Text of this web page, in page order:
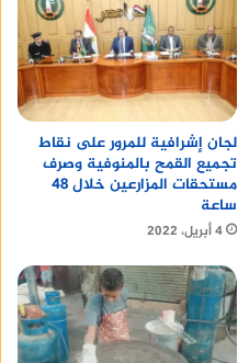
لجان إشرافية للمرور على نقاط
تجميع القمح بالمنوفية وصرف
مستحقات المزارعين خلال 48
ساعة
4 أبريل، 2022